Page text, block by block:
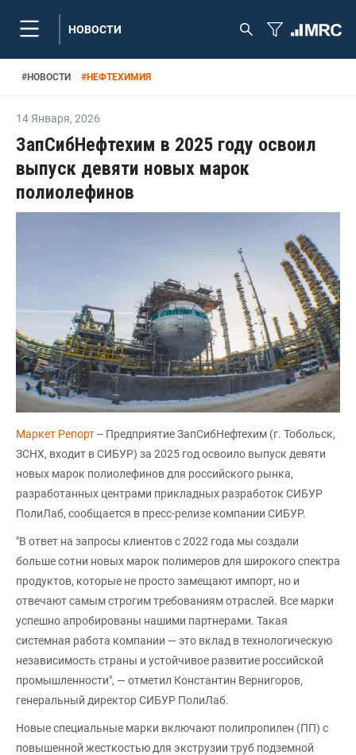
НОВОСТИ
#НОВОСТИ #НЕФТЕХИМИЯ
14 Января, 2026
ЗапСибНефтехим в 2025 году освоил
выпуск девяти новых марок
полиолефинов
Маркет Репорт-- Предприятие ЗапСибНефтехим (г. Тобольск,
ЗСНХ, входит в СИБУР) за 2025 год освоило выпуск девяти
новых марок полиолефинов для российского рынка,
разработанных центрами прикладных разработок СИБУР
ПолиЛаб, сообщается в пресс-релизе компании СИБУР.
"В ответ на запросы клиентов с 2022 года мы создали
больше сотни новых марок полимеров для широкого спектра
продуктов, которые не просто замещают импорт, но и
отвечают самым строгим требованиям отраслей. Все марки
успешно апробированы нашими партнерами. Такая
системная работа компании — это вклад в технологическую
независимость страны и устойчивое развитие российской
промышленности", — отметил Константин Вернигоров,
генеральный директор СИБУР ПолиЛаб.
Новые специальные марки включают полипропилен (ПП) с
повышенной жесткостью для экструзии труб подземной